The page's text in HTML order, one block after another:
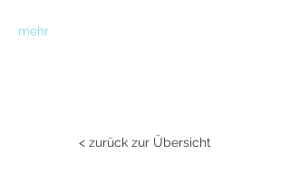
mehr
< zurück zur Übersicht